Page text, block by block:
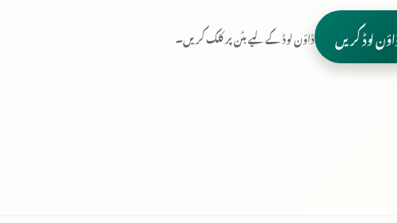
لوڈ کریں ڈاؤن لوڈ کے لیے بٹن پر کلک کریں۔